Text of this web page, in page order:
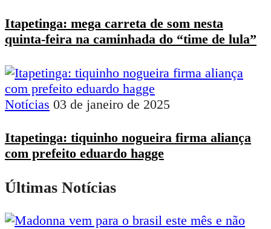
Itapetinga: mega carreta de som nesta
quinta-feira na caminhada do “time de lula”
Notícias 03 de janeiro de 2025
Itapetinga: tiquinho nogueira firma aliança
com prefeito eduardo hagge
Últimas Notícias